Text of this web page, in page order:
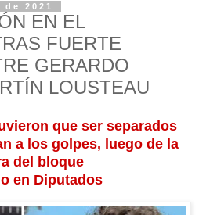
2021
EN EL
FUERTE
GERARDO
LOUSTEAU
que ser separados
a los golpes, luego de la
del bloque
en Diputados